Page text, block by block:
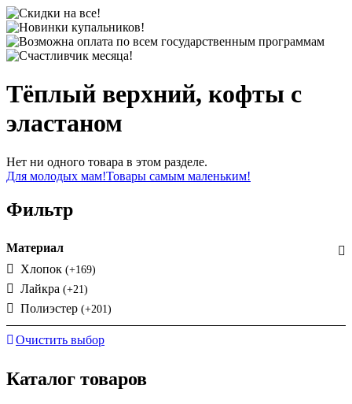
Тёплый верхний, кофты с
эластаном
Нет ни одного товара в этом разделе.
Для молодых мам!Товары самым маленьким!
Фильтр
Материал
Хлопок (+169)
Лайкра (+21)
Полиэстер (+201)
Очистить выбор
Каталог товаров